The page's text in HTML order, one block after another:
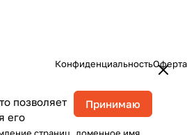
КонфиденциальностьОферта
позволяет
его
Принимаю